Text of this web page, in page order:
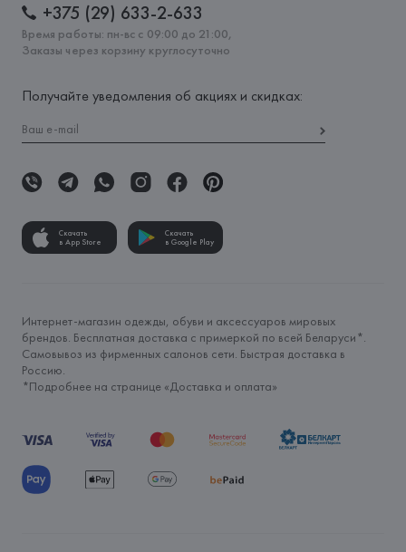
+375 (29) 633-2-633
Время работы: пн-вс с 09:00 до 21:00,
Заказы через корзину круглосуточно
Получайте уведомления об акциях и скидках:
Скачать
в App Store
Скачать
в Google Play
Интернет-магазин одежды, обуви и аксессуаров мировых
брендов. Бесплатная доставка с примеркой по всей Беларуси*.
Самовывоз из фирменных салонов сети. Быстрая доставка в
Россию.
*Подробнее на странице «Доставка и оплата»